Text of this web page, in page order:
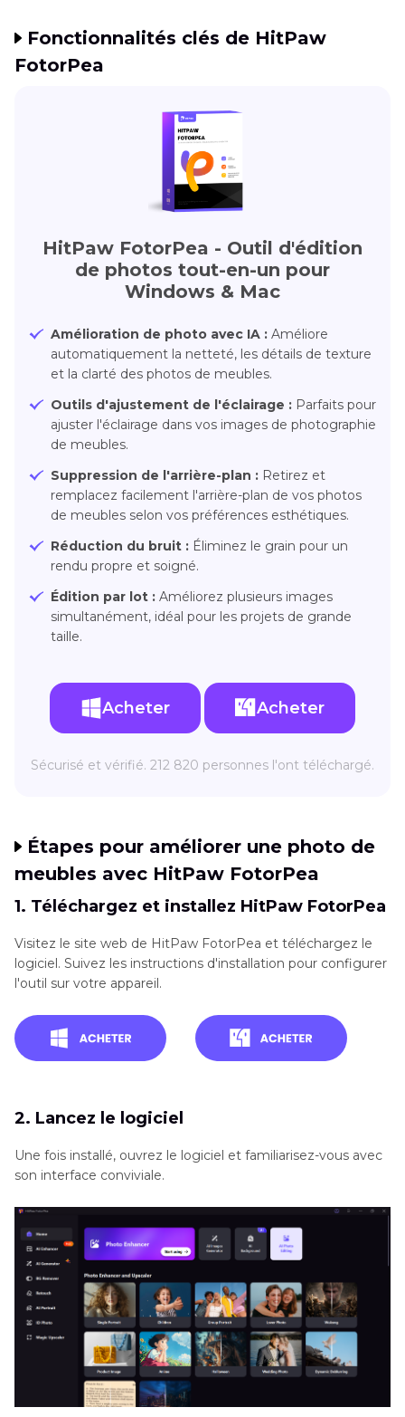
Fonctionnalités clés de HitPaw
FotorPea
HitPaw FotorPea - Outil d'édition
de photos tout-en-un pour
Windows & Mac
Amélioration de photo avec IA : Améliore
automatiquement la netteté, les détails de texture
et la clarté des photos de meubles.
Outils d'ajustement de l'éclairage : Parfaits pour
ajuster l'éclairage dans vos images de photographie
de meubles.
Suppression de l'arrière-plan : Retirez et
remplacez facilement l'arrière-plan de vos photos
de meubles selon vos préférences esthétiques.
Réduction du bruit : Éliminez le grain pour un
rendu propre et soigné.
Édition par lot : Améliorez plusieurs images
simultanément, idéal pour les projets de grande
taille.
Acheter Acheter
Sécurisé et vérifié. 212 820 personnes l'ont téléchargé.
Étapes pour améliorer une photo de
meubles avec HitPaw FotorPea
1. Téléchargez et installez HitPaw FotorPea
Visitez le site web de HitPaw FotorPea et téléchargez le
logiciel. Suivez les instructions d'installation pour configurer
l'outil sur votre appareil.
2. Lancez le logiciel
Une fois installé, ouvrez le logiciel et familiarisez-vous avec
son interface conviviale.